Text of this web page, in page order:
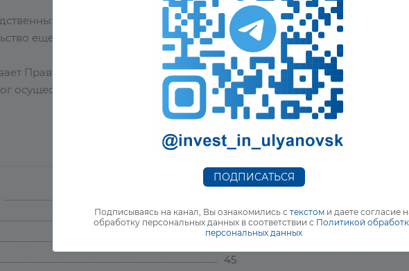
помещений составляет 5500 квадратных метров. Компания
еще трёх корпусов площадью 1500 м2 каждое.
Правительство Ульяновской области. Региональный Фонд
осуществить покупку оборудования, предоставив заём на 20 млн рублей.
5500 квадратных метров
более 200 млн рублей.
45
ПОДПИСАТЬСЯ
Подписываясь на канал, Вы ознакомились с текстом и даете согласие
обработку персональных данных в соответствии с Политикой
персональных данных